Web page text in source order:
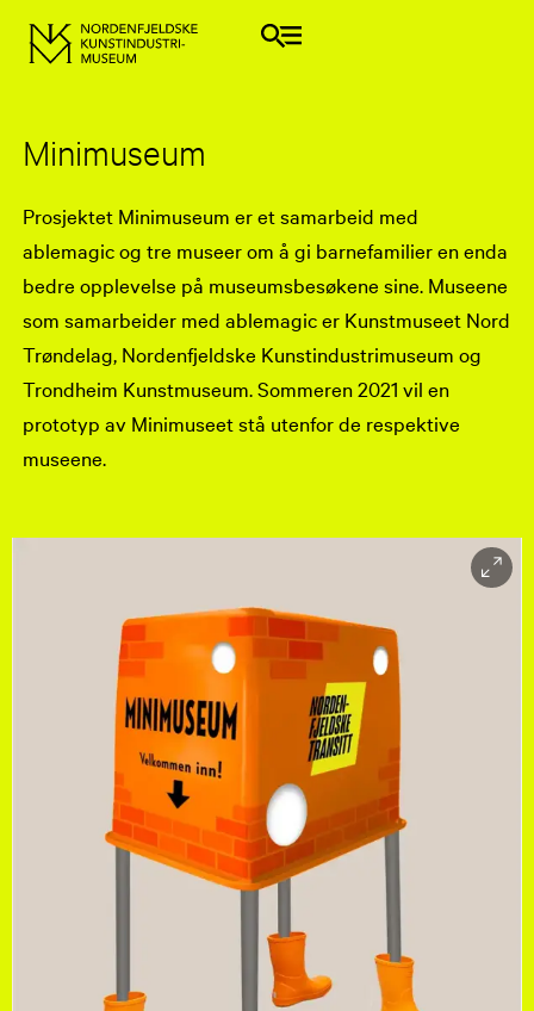
Minimuseum
Prosjektet Minimuseum er et samarbeid med
ablemagic og tre museer om å gi barnefamilier en enda
bedre opplevelse på museumsbesøkene sine. Museene
som samarbeider med ablemagic er Kunstmuseet Nord
Trøndelag, Nordenfjeldske Kunstindustrimuseum og
Trondheim Kunstmuseum. Sommeren 2021 vil en
prototyp av Minimuseet stå utenfor de respektive
museene.